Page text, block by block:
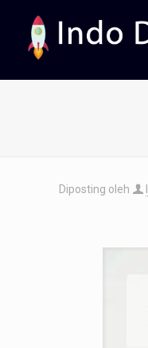
Diposting oleh